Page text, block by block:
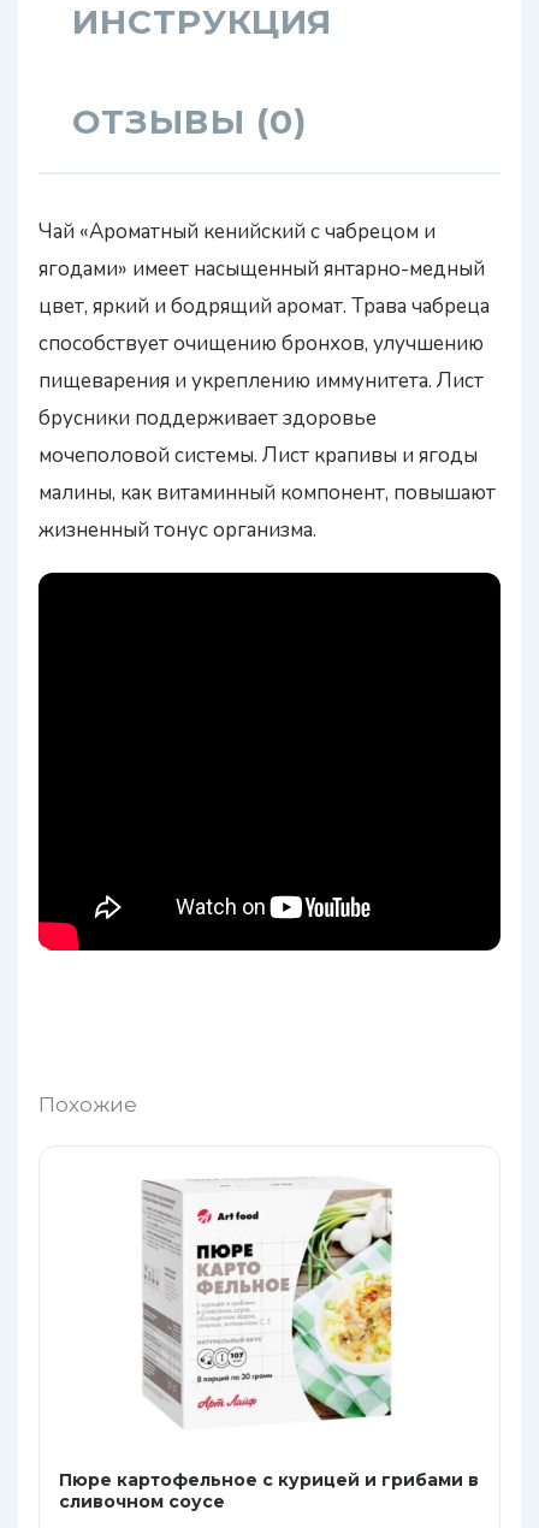
ИНСТРУКЦИЯ
ОТЗЫВЫ (0)
Чай «Ароматный кенийский с чабрецом и
ягодами» имеет насыщенный янтарно-медный
цвет, яркий и бодрящий аромат. Трава чабреца
способствует очищению бронхов, улучшению
пищеварения и укреплению иммунитета. Лист
брусники поддерживает здоровье
мочеполовой системы. Лист крапивы и ягоды
малины, как витаминный компонент, повышают
жизненный тонус организма.
Похожие
Пюре картофельное с курицей и грибами в
сливочном соусе